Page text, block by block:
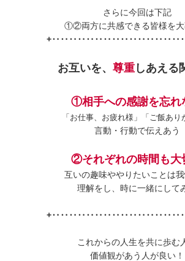
さらに今回は下記
①②両方に共感できる皆様を大
お互いを、 尊重 しあえる
①相手への感謝を忘れ
「お仕事、お疲れ様」「ご飯あり
言動・行動で伝えあう
②それぞれの時間も大
互いの趣味ややりたいことは
理解をし、時に一緒にして
これからの人生を共に歩む
価値観があう人が良い！